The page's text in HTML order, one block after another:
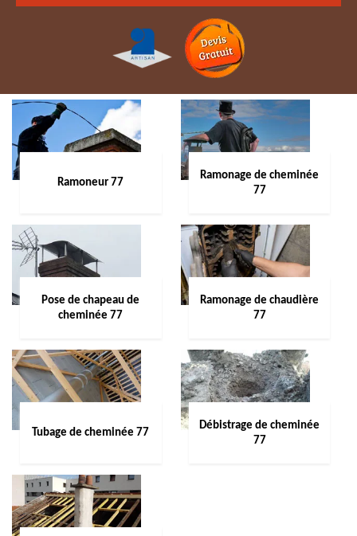
Ramoneur 77
Ramonage de cheminée
77
Pose de chapeau de
cheminée 77
Ramonage de chaudière
77
Tubage de cheminée 77
Débistrage de cheminée
77